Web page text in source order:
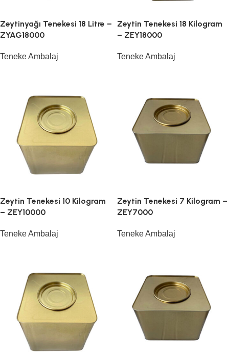
Zeytinyağı Tenekesi 18 Litre –
ZYAG18000
Teneke Ambalaj
Zeytin Tenekesi 18 Kilogram
– ZEY18000
Teneke Ambalaj
Zeytin Tenekesi 10 Kilogram
– ZEY10000
Teneke Ambalaj
Zeytin Tenekesi 7 Kilogram –
ZEY7000
Teneke Ambalaj